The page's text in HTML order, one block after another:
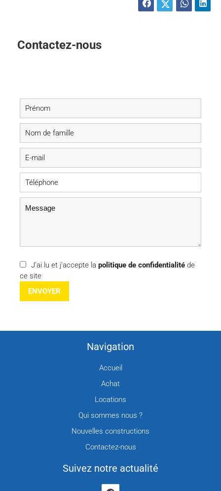
Contactez-nous
J’ai lu et j'accepte la politique de confidentialité de
ce site
ENVOYER
Navigation
Accueil
Achat
Locations
Qui sommes nous ?
Nouvelles constructions
Contactez-nous
Suivez notre actualité